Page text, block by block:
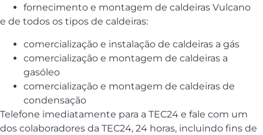
fornecimento e montagem de caldeiras Vulcano
e de todos os tipos de caldeiras:
comercialização e instalação de caldeiras a gás
comercialização e montagem de caldeiras a
gasóleo
comercialização e montagem de caldeiras de
condensação
Telefone imediatamente para a TEC24 e fale com um
dos colaboradores da TEC24, 24 horas, incluindo fins de